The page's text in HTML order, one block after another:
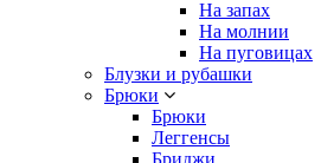
На запах
На молнии
На пуговицах
Блузки и рубашки
Брюки
Брюки
Леггенсы
Бриджи